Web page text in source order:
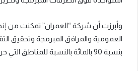
وأبرزت أن شركة “العمران” تمكنت من
العمومية والمرافق المبرمجة وتحقيق
بنسبة 90 بالمائة بالنسبة للمناطق التي حرر فيها العقار.